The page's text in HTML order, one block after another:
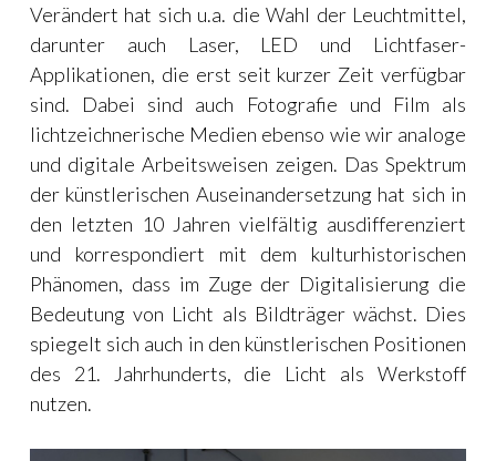
Verändert hat sich u.a. die Wahl der Leuchtmittel,
darunter auch Laser, LED und Lichtfaser-
Applikationen, die erst seit kurzer Zeit verfügbar
sind. Dabei sind auch Fotografie und Film als
lichtzeichnerische Medien ebenso wie wir analoge
und digitale Arbeitsweisen zeigen. Das Spektrum
der künstlerischen Auseinandersetzung hat sich in
den letzten 10 Jahren vielfältig ausdifferenziert
und korrespondiert mit dem kulturhistorischen
Phänomen, dass im Zuge der Digitalisierung die
Bedeutung von Licht als Bildträger wächst. Dies
spiegelt sich auch in den künstlerischen Positionen
des 21. Jahrhunderts, die Licht als Werkstoff
nutzen.